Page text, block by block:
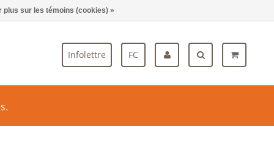
Infolettre FC
plus sur les témoins (cookies) »